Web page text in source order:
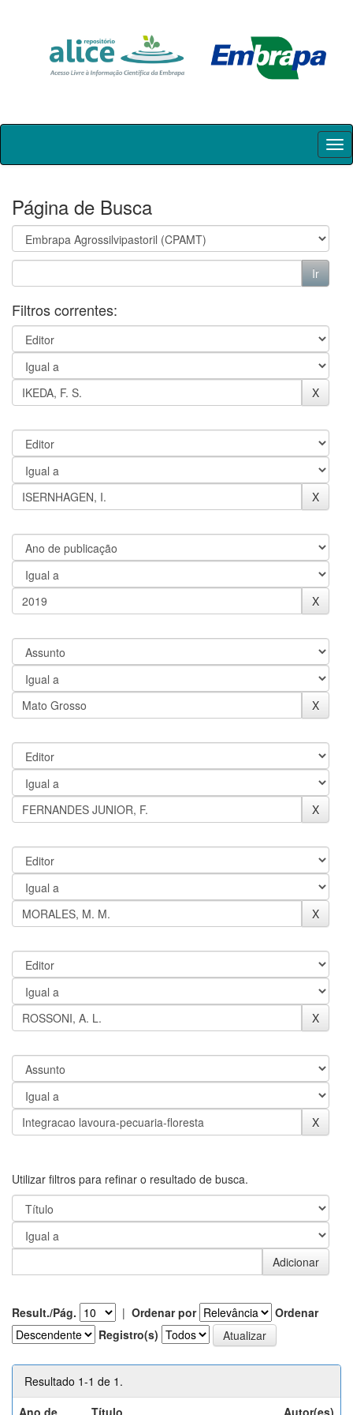
Skip
Página de Busca
Filtros correntes:
Utilizar filtros para refinar o resultado de busca.
Result./Pág. | Ordenar por
Ordenar
Registro(s)
Resultado 1-1 de 1.
Ano de
Título Autor(es)